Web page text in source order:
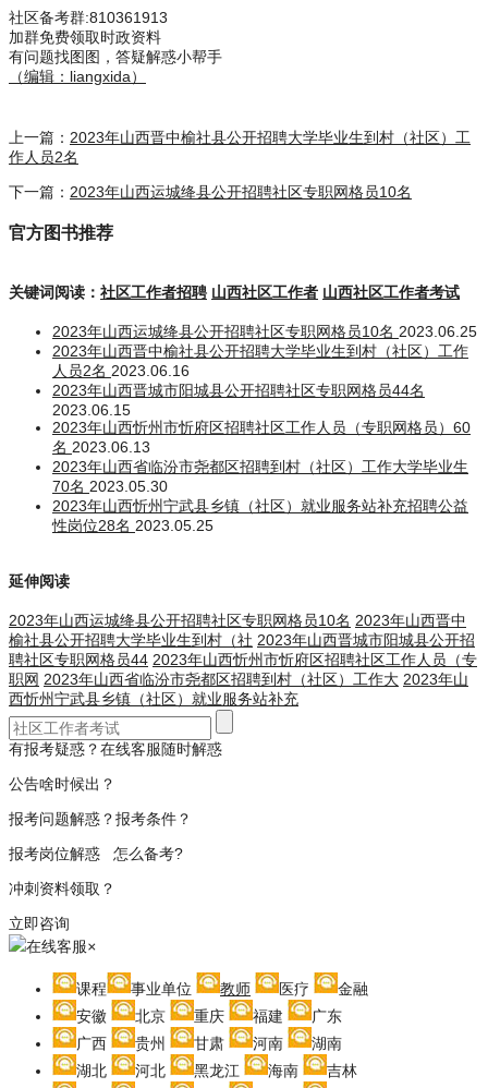
社区备考群:810361913
加群免费领取时政资料
有问题找图图，答疑解惑小帮手
（编辑：liangxida）
上一篇： 2023年山西晋中榆社县公开招聘大学毕业生到村（社区）工
作人员2名
下一篇： 2023年山西运城绛县公开招聘社区专职网格员10名
官方图书推荐
关键词阅读： 社区工作者招聘 山西社区工作者 山西社区工作者考试
2023年山西运城绛县公开招聘社区专职网格员10名 2023.06.25
2023年山西晋中榆社县公开招聘大学毕业生到村（社区）工作
人员2名 2023.06.16
2023年山西晋城市阳城县公开招聘社区专职网格员44名
2023.06.15
2023年山西忻州市忻府区招聘社区工作人员（专职网格员）60
名 2023.06.13
2023年山西省临汾市尧都区招聘到村（社区）工作大学毕业生
70名 2023.05.30
2023年山西忻州宁武县乡镇（社区）就业服务站补充招聘公益
性岗位28名 2023.05.25
延伸阅读
2023年山西运城绛县公开招聘社区专职网格员10名 2023年山西晋中
榆社县公开招聘大学毕业生到村（社 2023年山西晋城市阳城县公开招
聘社区专职网格员44 2023年山西忻州市忻府区招聘社区工作人员（专
职网 2023年山西省临汾市尧都区招聘到村（社区）工作大 2023年山
西忻州宁武县乡镇（社区）就业服务站补充
有报考疑惑？在线客服随时解惑
公告啥时候出？
报考问题解惑？报考条件？
报考岗位解惑 怎么备考?
冲刺资料领取？
立即咨询
在线客服×
课程 事业单位 教师 医疗
金融
安徽
北京 重庆 福建
广东
广西
贵州 甘肃 河南
湖南
湖北
河北 黑龙江 海南
吉林